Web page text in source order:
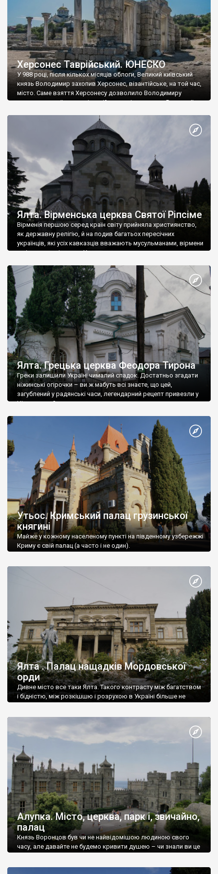
Херсонес Таврійський. ЮНЕСКО
У 988 році, після кількох місяців облоги, Великий київський
князь Володимир захопив Херсонес, візантійське, на той час,
місто. Саме взяття Херсонесу дозволило Володимиру
диктувати свої умови візантійському імператору Василю ІІ, та
Херсонесі Володимир-язичник, став Василем-християнином.
А потім було Хрещення Русі. На честь Херсонесу Таврійського
Ялта. Вірменська церква Святої Ріпсіме
Вірменія першою серед країн світу прийняла християнство,
як державну релігію, й на подив багатьох пересічних
українців, які усіх кавказців вважають мусульманами, вірмени
є відданими вірянами Христа
Ялта. Грецька церква Феодора Тирона
Греки залишили Україні чималий спадок. Достатньо згадати
ніжинські огірочки – ви ж мабуть всі знаєте, що цей,
загублений у радянські часи, легендарний рецепт привезли у
Ніжин греки?
Утьос. Кримський палац грузинської
княгині
Майже у кожному населеному пункті на південному узбережжі
Криму є свій палац (а часто і не один).
Ялта . Палац нащадків Мордовської
орди
Дивне місто все таки Ялта. Такого контрасту між багатством
і бідністю, між розкішшю і розрухою в Україні більше не
Алупка. Місто, церква, парк і, звичайно,
палац
Князь Воронцов був чи не найвідомішою людиною свого
часу, але давайте не будемо кривити душею – чи знали ви це